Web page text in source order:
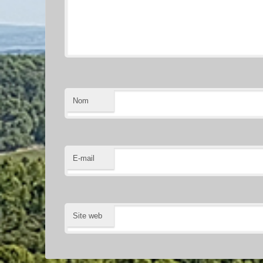
Nom
E-mail
Site web